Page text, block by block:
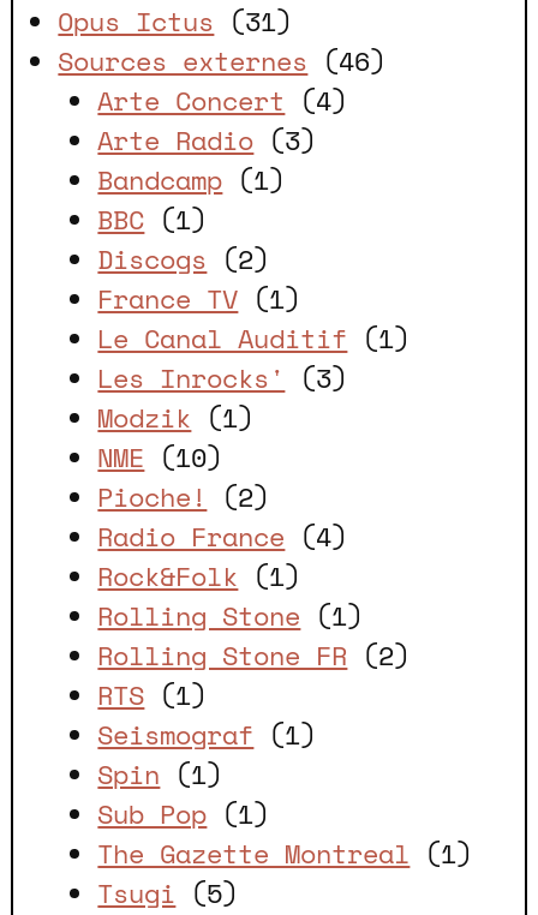
Opus Ictus (31)
Sources externes (46)
Arte Concert (4)
Arte Radio (3)
Bandcamp (1)
BBC (1)
Discogs (2)
France TV (1)
Le Canal Auditif (1)
Les Inrocks'
(3)
Modzik (1)
NME (10)
Pioche!
(2)
Radio France (4)
Rock&Folk (1)
Rolling Stone (1)
Rolling Stone FR (2)
RTS (1)
Seismograf (1)
Spin (1)
Sub Pop (1)
The Gazette Montreal (1)
Tsugi (5)